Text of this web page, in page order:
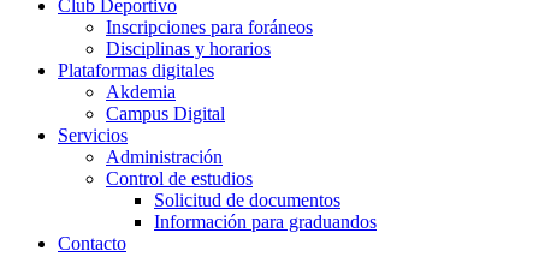
Club Deportivo
Inscripciones para foráneos
Disciplinas y horarios
Plataformas digitales
Akdemia
Campus Digital
Servicios
Administración
Control de estudios
Solicitud de documentos
Información para graduandos
Contacto